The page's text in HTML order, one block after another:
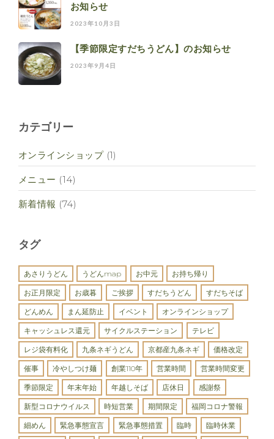
お知らせ
2023年10月3日
【季節限定すだちうどん】のお知らせ
2023年9月4日
カテゴリー
オンラインショップ(1)
メニュー (14)
新着情報 (74)
タグ
あさりうどん うどんmap お中元 お持ち帰り
お正月限定 お歳暮 ご挨拶 すだちうどん すだちそば
どんめん まん延防止 イベント オンラインショップ
キャッシュレス還元 サイクルステーション テレビ
レジ袋有料化 九条ネギうどん 京都産九条ネギ 価格改定
催事 冷やしつけ麺 創業110年 営業時間 営業時間変更
季節限定 年末年始 年越しそば 店休日 感謝祭
新型コロナウイルス 時短営業 期間限定 福岡コロナ警報
細めん 緊急事態宣言 緊急事態措置 臨時 臨時休業